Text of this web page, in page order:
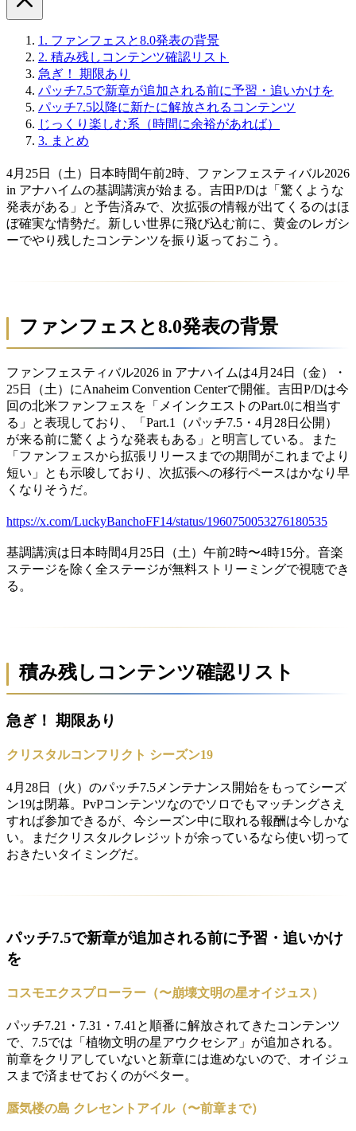
1. ファンフェスと8.0発表の背景
2. 積み残しコンテンツ確認リスト
急ぎ！ 期限あり
パッチ7.5で新章が追加される前に予習・追いかけを
パッチ7.5以降に新たに解放されるコンテンツ
じっくり楽しむ系（時間に余裕があれば）
3. まとめ
4月25日（土）日本時間午前2時、ファンフェスティバル2026
in アナハイムの基調講演が始まる。吉田P/Dは「驚くような
発表がある」と予告済みで、次拡張の情報が出てくるのはほ
ぼ確実な情勢だ。新しい世界に飛び込む前に、黄金のレガシ
ーでやり残したコンテンツを振り返っておこう。
ファンフェスと8.0発表の背景
ファンフェスティバル2026 in アナハイムは4月24日（金）・
25日（土）にAnaheim Convention Centerで開催。吉田P/Dは今
回の北米ファンフェスを「メインクエストのPart.0に相当す
る」と表現しており、「Part.1（パッチ7.5・4月28日公開）
が来る前に驚くような発表もある」と明言している。また
「ファンフェスから拡張リリースまでの期間がこれまでより
短い」とも示唆しており、次拡張への移行ペースはかなり早
くなりそうだ。
https://x.com/LuckyBanchoFF14/status/1960750053276180535
基調講演は日本時間4月25日（土）午前2時〜4時15分。音楽
ステージを除く全ステージが無料ストリーミングで視聴でき
る。
積み残しコンテンツ確認リスト
急ぎ！ 期限あり
クリスタルコンフリクト シーズン19
4月28日（火）のパッチ7.5メンテナンス開始をもってシーズ
ン19は閉幕。PvPコンテンツなのでソロでもマッチングさえ
すれば参加できるが、今シーズン中に取れる報酬は今しかな
い。まだクリスタルクレジットが余っているなら使い切って
おきたいタイミングだ。
パッチ7.5で新章が追加される前に予習・追いかけ
を
コスモエクスプローラー（〜崩壊文明の星オイジュス）
パッチ7.21・7.31・7.41と順番に解放されてきたコンテンツ
で、7.5では「植物文明の星アウクセシア」が追加される。
前章をクリアしていないと新章には進めないので、オイジュ
スまで済ませておくのがベター。
蜃気楼の島 クレセントアイル（〜前章まで）